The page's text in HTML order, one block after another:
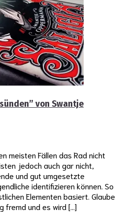
von Swantje
meisten Fällen das Rad nicht
jedoch auch gar nicht,
und gut umgesetzte
identifizieren können. So
Elementen basiert. Glaube
fremd und es wird […]